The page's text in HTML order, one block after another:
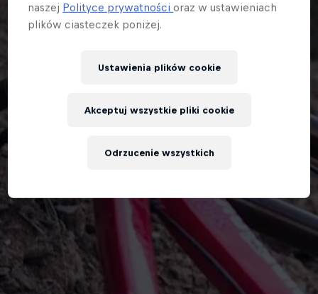
naszej Polityce prywatnościoraz w ustawieniach
plików ciasteczek poniżej.
Ustawienia plików cookie
Odrzucenie wszystkich
Akceptuj wszystkie pliki cookie